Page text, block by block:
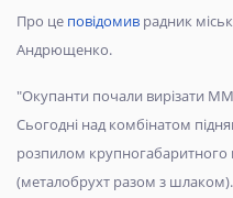
Про це повідомив радник
Андрющенко.
"Окупанти почали вирізати
Сьогодні над комбінатом
розпилом крупногабаритного
(металобрухт разом з